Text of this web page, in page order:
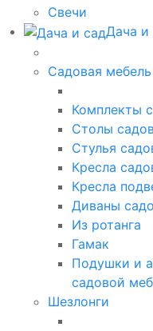
Свечи
Дача и
Садовая мебель
Комплекты
Столы
Стулья
Кресла
Кресла
Диваны
Из ротанга
Гамак
Подушки и
садовой
Шезлонги